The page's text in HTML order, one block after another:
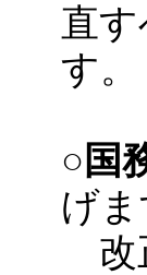
直
す。
○国
げま
改